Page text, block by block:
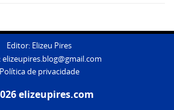
Editor: Elizeu Pires
elizeupires.blog@gmail.com
Política de privacidade
elizeupires.com